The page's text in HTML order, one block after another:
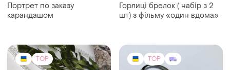
1500 грн
Боевой кот
299 грн 6
Брелок для ключей карп,
карп